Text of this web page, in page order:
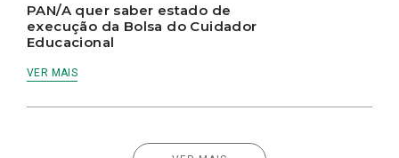
PAN/A quer saber estado de
execução da Bolsa do Cuidador
Educacional
VER MAIS